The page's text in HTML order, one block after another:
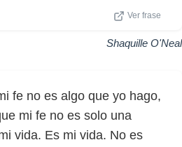
Ver frase
Shaquille O'Neal
fe no es algo que yo hago,
mi fe no es solo una
vida. Es mi vida. No es